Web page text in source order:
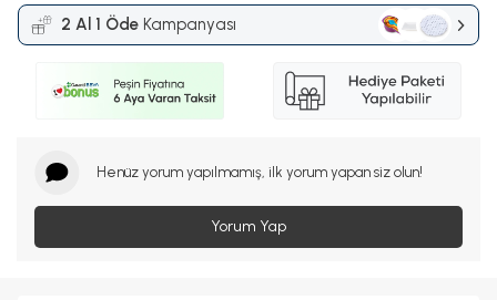
2 Al 1 Öde Kampanyası
Henüz yorum yapılmamış, ilk yorum yapan siz olun!
Yorum Yap